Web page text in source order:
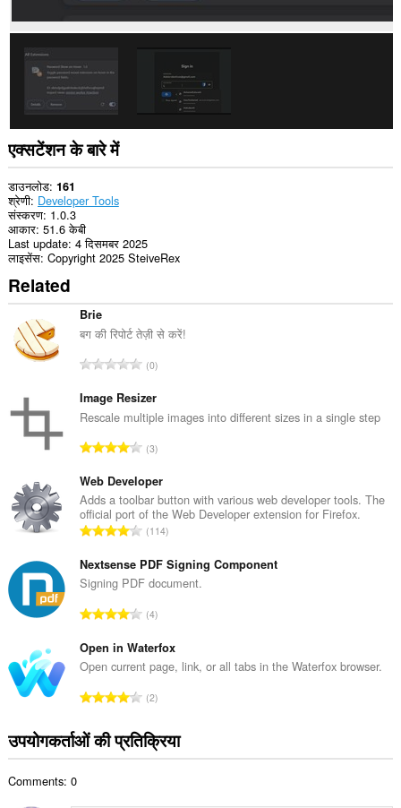
एक्सटेंशन के बारे में
डाउनलोड 161
श्रेणी Developer Tools
संस्करण 1.0.3
आकार 51.6 केबी
Last update 4 दिसमबर 2025
लाइसेंस Copyright 2025 SteiveRex
Related
Brie
बग की रिपोर्ट तेज़ी से करें!
रे
ग
की
ल
ख्या
:
0
Image Resizer
Rescale multiple images into different sizes in a single step
रे
ग
की
कु
ल
ख्या
:
3
Web Developer
Adds a toolbar button with various web developer tools. The
official port of the Web Developer extension for Firefox.
रे
ग
की
ल
ख्या
:
114
Nextsense PDF Signing Component
Signing PDF document.
रे
ग
की
ल
ख्या
:
4
Open in Waterfox
Open current page, link, or all tabs in the Waterfox browser.
रे
ग
की
सं
2
उपयोगकर्ताओं की प्रतिक्रिया
Comments: 0